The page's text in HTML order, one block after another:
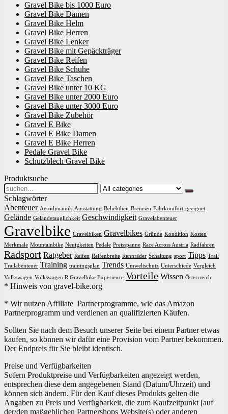
Gravel Bike bis 1000 Euro
Gravel Bike Damen
Gravel Bike Helm
Gravel Bike Herren
Gravel Bike Lenker
Gravel Bike mit Gepäckträger
Gravel Bike Reifen
Gravel Bike Schuhe
Gravel Bike Taschen
Gravel Bike unter 10 KG
Gravel Bike unter 2000 Euro
Gravel Bike unter 3000 Euro
Gravel Bike Zubehör
Gravel E Bike
Gravel E Bike Damen
Gravel E Bike Herren
Pedale Gravel Bike
Schutzblech Gravel Bike
Produktsuche
Search
for:
Schlagwörter
Abenteuer Aerodynamik Ausstattung Beliebtheit Bremsen Fahrkomfort geeignet
Gelände Geländetauglichkeit Geschwindigkeit Gravelabenteuer
Gravelbike Gravelbiken Gravelbikes Gründe Kondition Kosten
Merkmale Mountainbike Neuigkeiten Pedale Preisspanne Race Across Austria Radfahren
Radsport Ratgeber Reifen Reifenbreite Rennräder Schaltung sport Tipps Trail
Trailabenteuer Training trainingsplan Trends Umweltschutz Unterschiede Vergleich
Volkswagen Volkswagen R Gravelbike Experience Vorteile Wissen Österrreich
* Hinweis von gravel-bike.org
* Wir nutzen Affiliate Partnerprogramme, wie das Amazon
Partnerprogramm und verdienen an qualifizierten Käufen.
Sollten Sie nach dem Besuch unserer Seite bei einem Partner etwas
kaufen, so können wir dafür eine Provision vom Partner bekommen.
Der Endpreis für Sie bleibt identisch.
Preise und Verfügbarkeiten
Sofern Produktpreise und Verfügbarkeiten angezeigt werden,
entsprechen diese dem angegebenen Stand (Datum/Uhrzeit) und
können sich ändern. Für den Kauf dieses Produkts gelten die
Angaben zu Preis und Verfügbarkeit, die zum Kaufzeitpunkt [auf
der/den maßgeblichen Partnershops Website(s) oder anderen